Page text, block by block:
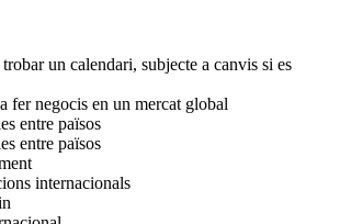
un calendari, subjecte a canvis si es
fer negocis en un mercat global
entre països
entre països
internacionals